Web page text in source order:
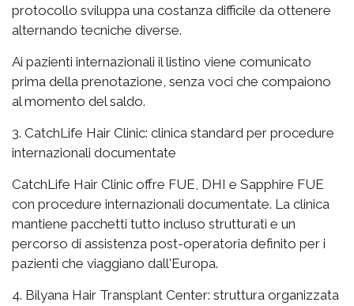
protocollo sviluppa una costanza difficile da ottenere
alternando tecniche diverse.
Ai pazienti internazionali il listino viene comunicato
prima della prenotazione, senza voci che compaiono
al momento del saldo.
3. CatchLife Hair Clinic: clinica standard per procedure
internazionali documentate
CatchLife Hair Clinic offre FUE, DHI e Sapphire FUE
con procedure internazionali documentate. La clinica
mantiene pacchetti tutto incluso strutturati e un
percorso di assistenza post-operatoria definito per i
pazienti che viaggiano dall'Europa.
4. Bilyana Hair Transplant Center: struttura organizzata